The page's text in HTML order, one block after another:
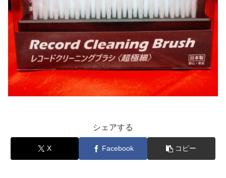
シェアする
X Facebook コピー